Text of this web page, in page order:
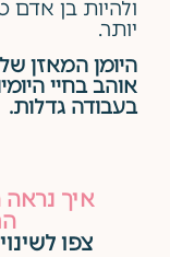
ולהיות בן אדם
יותר.
היומן המאזן
אוהב בחיי
בעבודה גדלות.
איך נראה
צפו